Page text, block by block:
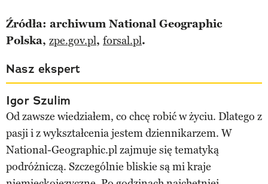
Źródła: archiwum National Geographic
Polska, zpe.gov.pl, forsal.pl.
Nasz ekspert
Igor Szulim
Od zawsze wiedziałem, co chcę robić w życiu. Dlatego z
pasji i z wykształcenia jestem dziennikarzem. W
National-Geographic.pl zajmuje się tematyką
podróżniczą. Szczególnie bliskie są mi kraje